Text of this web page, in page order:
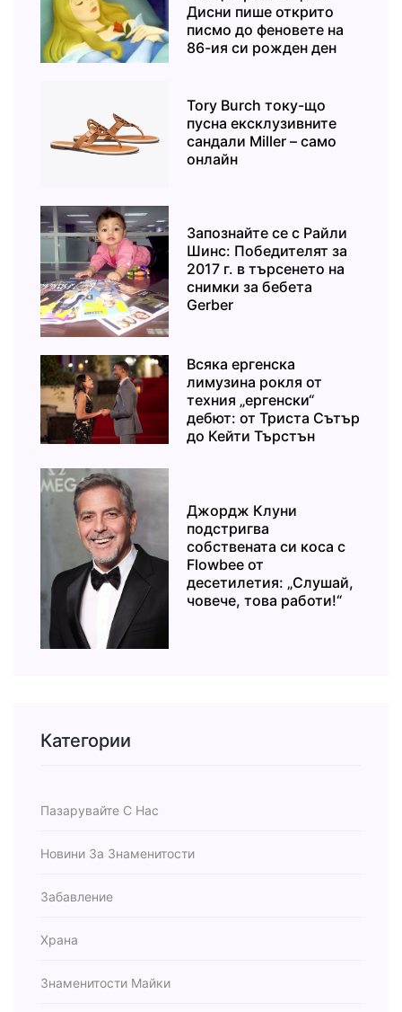
Дисни пише открито
писмо до феновете на
86-ия си рожден ден
Tory Burch току-що
пусна ексклузивните
сандали Miller – само
онлайн
Запознайте се с Райли
Шинс: Победителят за
2017 г. в търсенето на
снимки за бебета
Gerber
Всяка ергенска
лимузина рокля от
техния „ергенски“
дебют: от Триста Сътър
до Кейти Търстън
Джордж Клуни
подстригва
собствената си коса с
Flowbee от
десетилетия: „Слушай,
човече, това работи!“
Категории
Пазарувайте С Нас
Новини За Знаменитости
Забавление
Храна
Знаменитости Майки